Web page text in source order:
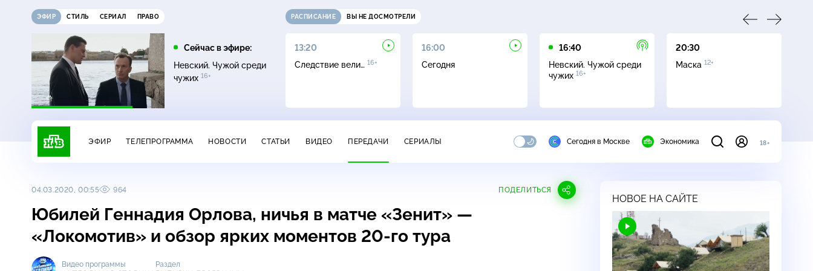
ЭФИР СТИЛЬ СЕРИАЛ ПРАВО
Сейчас в эфире:
Невский. Чужой среди
чужих 16+
РАСПИСАНИЕ ВЫ НЕ ДОСМОТРЕЛИ
12:00
Своя игра0+
13:00
Сегодня
13:20
Следствие вели… 16+
16:00
Сегодня
16:40
Невский. Чужой среди
чужих 16+
20:30
Маска 12+
ЭФИР ТЕЛЕПРОГРАММА НОВОСТИ СТАТЬИ ВИДЕО ПЕРЕДАЧИ СЕРИАЛЫ Сегодня в Москве Экономика 18+
04.03.2020, 00:55 964 ПОДЕЛИТЬСЯ
Юбилей Геннадия Орлова, ничья в матче «Зенит» —
«Локомотив» и обзор ярких моментов 20-го тура
Видео программы
Раздел
НОВОЕ НА САЙТЕ